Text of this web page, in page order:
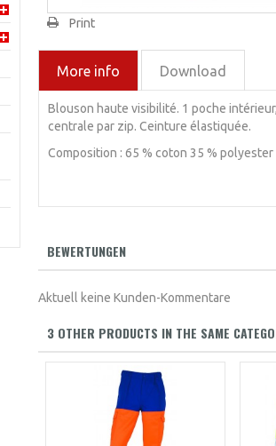
Print
More info Download
Blouson haute visibilité. 1 poche
centrale par zip. Ceinture élastiquée.
Composition : 65 % coton 35 %
BEWERTUNGEN
Aktuell keine Kunden-Kommentare
3 OTHER PRODUCTS IN THE SAME